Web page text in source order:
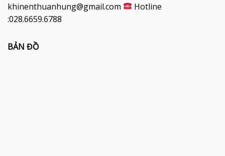
khinenthuanhung@gmail.com
Hotline
:028.6659.6788
BẢN ĐỒ